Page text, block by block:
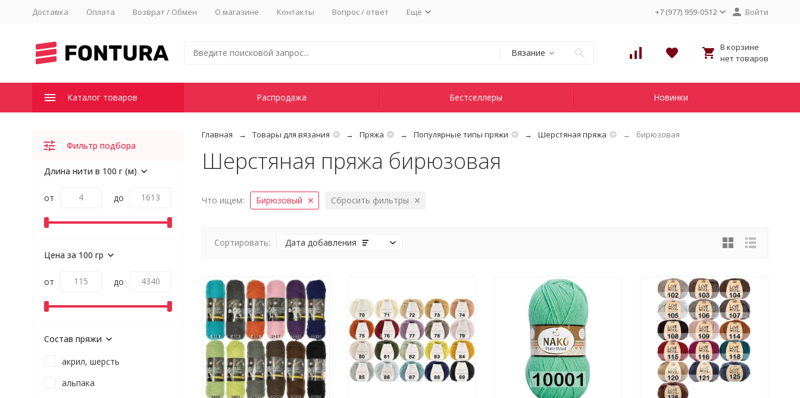
Доставка Оплата Возврат / Обмен О магазине Контакты Вопрос / ответ Ещё +7 (977) 959-0512 Войти
Вязание
В корзине
нет товаров
Каталог товаров Распродажа Бестселлеры Новинки
Главная Товары для вязания Пряжа Популярные типы пряжи Шерстяная пряжа бирюзовая
Шерстяная пряжа бирюзовая
Что ищем: Бирюзовый Сбросить фильтры
Сортировать: Дата добавления
Фильтр подбора
Длина нити в 100 г (м)
от до
Цена за 100 гр
от до
Состав пряжи
акрил, шерсть
альпака